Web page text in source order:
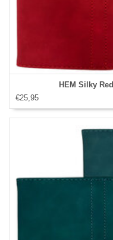
HEM Silky
€25,95